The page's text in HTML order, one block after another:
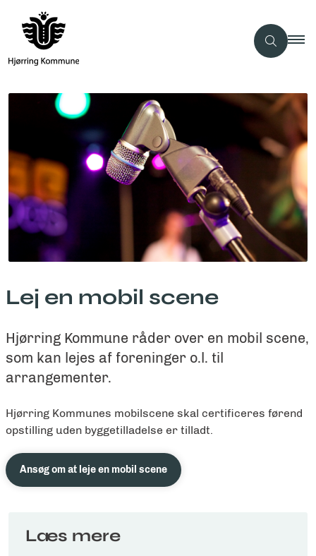
Lej en mobil scene
Hjørring Kommune råder over en mobil scene,
som kan lejes af foreninger o.l. til
arrangementer.
Hjørring Kommunes mobilscene skal certificeres førend
opstilling uden byggetilladelse er tilladt.
Ansøg om at leje en mobil scene
Læs mere